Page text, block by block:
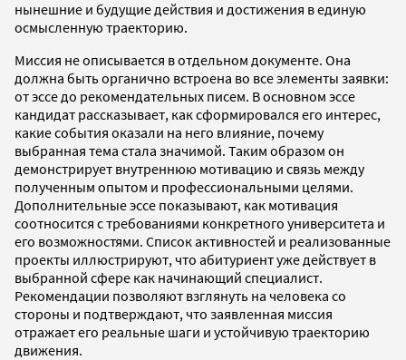
нынешние и будущие действия и достижения в единую
осмысленную траекторию.
Миссия не описывается в отдельном документе. Она
должна быть органично встроена во все элементы заявки:
от эссе до рекомендательных писем. В основном эссе
кандидат рассказывает, как сформировался его интерес,
какие события оказали на него влияние, почему
выбранная тема стала значимой. Таким образом он
демонстрирует внутреннюю мотивацию и связь между
полученным опытом и профессиональными целями.
Дополнительные эссе показывают, как мотивация
соотносится с требованиями конкретного университета и
его возможностями. Список активностей и реализованные
проекты иллюстрируют, что абитуриент уже действует в
выбранной сфере как начинающий специалист.
Рекомендации позволяют взглянуть на человека со
стороны и подтверждают, что заявленная миссия
отражает его реальные шаги и устойчивую траекторию
движения.